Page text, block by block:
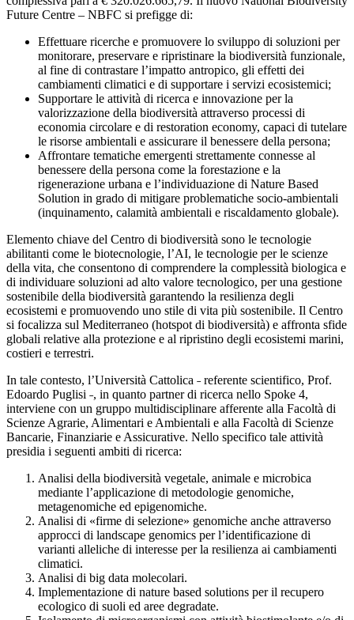
Future Centre – NBFC si prefigge di:
Effettuare ricerche e promuovere lo sviluppo di soluzioni per
monitorare, preservare e ripristinare la biodiversità funzionale,
al fine di contrastare l’impatto antropico, gli effetti dei
cambiamenti climatici e di supportare i servizi ecosistemici;
Supportare le attività di ricerca e innovazione per la
valorizzazione della biodiversità attraverso processi di
economia circolare e di restoration economy, capaci di tutelare
le risorse ambientali e assicurare il benessere della persona;
Affrontare tematiche emergenti strettamente connesse al
benessere della persona come la forestazione e la
rigenerazione urbana e l’individuazione di Nature Based
Solution in grado di mitigare problematiche socio-ambientali
(inquinamento, calamità ambientali e riscaldamento globale).
Elemento chiave del Centro di biodiversità sono le tecnologie
abilitanti come le biotecnologie, l’AI, le tecnologie per le scienze
della vita, che consentono di comprendere la complessità biologica e
di individuare soluzioni ad alto valore tecnologico, per una gestione
sostenibile della biodiversità garantendo la resilienza degli
ecosistemi e promuovendo uno stile di vita più sostenibile. Il Centro
si focalizza sul Mediterraneo (hotspot di biodiversità) e affronta sfide
globali relative alla protezione e al ripristino degli ecosistemi marini,
costieri e terrestri.
In tale contesto, l’Università Cattolica ˗ referente scientifico, Prof.
Edoardo Puglisi ˗, in quanto partner di ricerca nello Spoke 4,
interviene con un gruppo multidisciplinare afferente alla Facoltà di
Scienze Agrarie, Alimentari e Ambientali e alla Facoltà di Scienze
Bancarie, Finanziarie e Assicurative. Nello specifico tale attività
presidia i seguenti ambiti di ricerca:
Analisi della biodiversità vegetale, animale e microbica
mediante l’applicazione di metodologie genomiche,
metagenomiche ed epigenomiche.
Analisi di «firme di selezione» genomiche anche attraverso
approcci di landscape genomics per l’identificazione di
varianti alleliche di interesse per la resilienza ai cambiamenti
climatici.
Analisi di big data molecolari.
Implementazione di nature based solutions per il recupero
ecologico di suoli ed aree degradate.